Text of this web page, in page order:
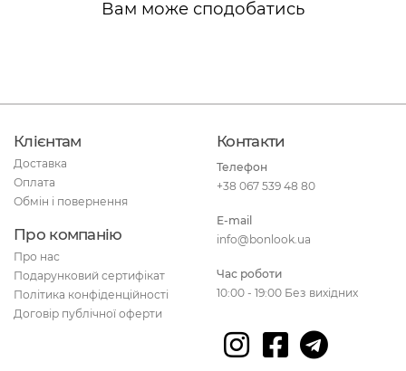
Вам може сподобатись
Клієнтам
Доставка
Оплата
Обмін і повернення
Про компанію
Про нас
Подарунковий сертифікат
Політика конфіденційності
Договір публічної оферти
Контакти
Телефон
+38 067 539 48 80
E-mail
info@bonlook.ua
Час роботи
10:00 - 19:00 Без вихідних